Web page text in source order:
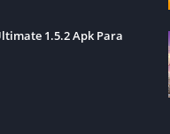
1.5.2 Apk Para